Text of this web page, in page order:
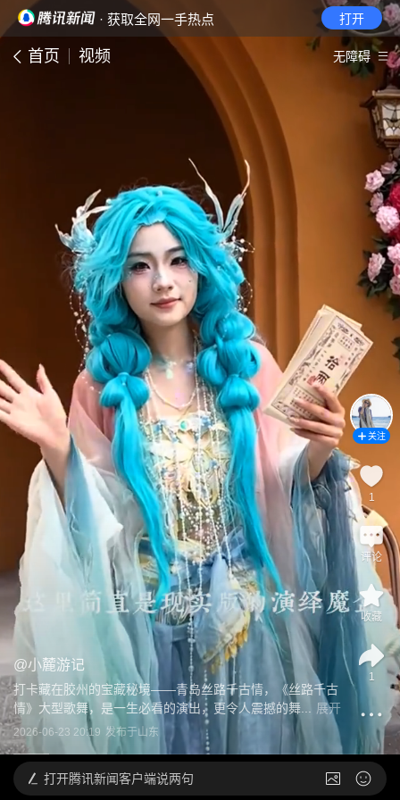
· 获取全网一手热点 打开
首页 视频 无障碍
@小麓游记
打卡藏在胶州的宝藏秘境——青岛丝路千古情，《丝路千古
情》大型歌舞，是一生必看的演出，更令人震撼的舞...
展开
2026-06-23 20:19 发布于山东
关注
1
评论
收藏
1
打开腾讯新闻客户端说两句